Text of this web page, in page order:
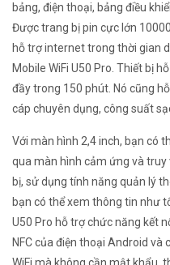
bảng, điện thoại, bảng điều
Được trang bị pin cực lớn
hỗ trợ internet trong thời gian
Mobile WiFi U50 Pro. Thiết bị
đầy trong 150 phút. Nó cũng
cáp chuyên dụng, công suất
Với màn hình 2,4 inch, bạn có
qua màn hình cảm ứng và
bị, sử dụng tính năng quản lý
bạn có thể xem thông tin như
U50 Pro hỗ trợ chức năng kết
NFC của điện thoại Android